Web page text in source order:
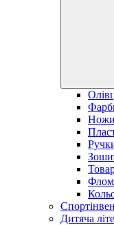
Дитяча